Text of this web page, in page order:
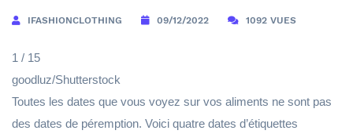
IFASHIONCLOTHING 09/12/2022 1092 VUES
1 / 15
goodluz/Shutterstock
Toutes les dates que vous voyez sur vos aliments ne sont pas
des dates de péremption. Voici quatre dates d’étiquettes